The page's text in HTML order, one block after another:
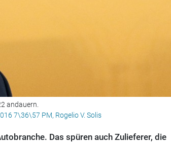
andauern.
7\36\57 PM, Rogelio V. Solis
Das spüren auch Zulieferer, die